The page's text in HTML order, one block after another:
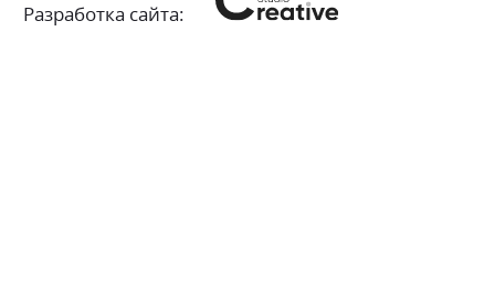
Разработка сайта: